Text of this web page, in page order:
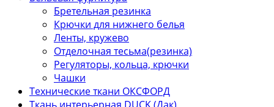
Бретельная резинка
Крючки для нижнего белья
Ленты, кружево
Отделочная тесьма(резинка)
Регуляторы, кольца, крючки
Чашки
Технические ткани ОКСФОРД